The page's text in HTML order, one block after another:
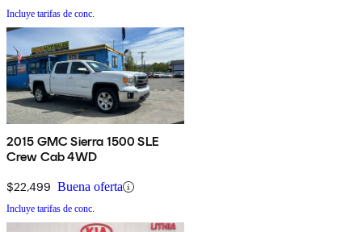
Incluye tarifas de conc.
2015 GMC Sierra 1500 SLE
Crew Cab 4WD
$22,499 Buena oferta
Incluye tarifas de conc.